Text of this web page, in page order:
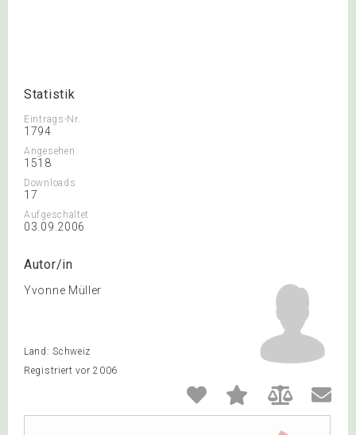
Statistik
Eintrags-Nr.
1794
Angesehen
1518
Downloads
17
Aufgeschaltet
03.09.2006
Autor/in
Yvonne Müller
Land: Schweiz
Registriert vor 2006